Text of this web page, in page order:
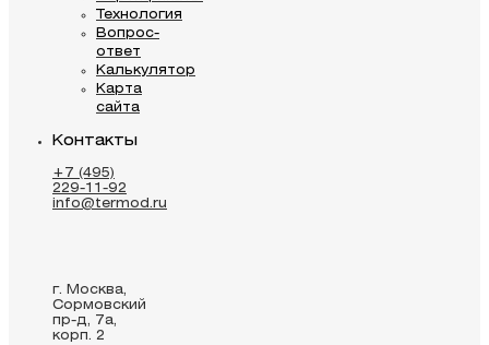
Технология
Вопрос-
ответ
Калькулятор
Карта
сайта
Контакты
+7 (495)
229-11-92
info@termod.ru
г. Москва,
Сормовский
пр-д, 7а,
корп. 2